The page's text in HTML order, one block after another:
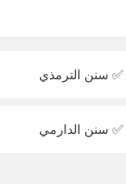
✅ سنن الترمذي
✅ سنن الدارمي